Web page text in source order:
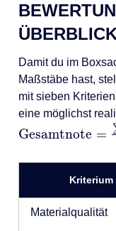
Damit du im
Maßstäbe hast,
mit sieben
eine möglichst
Gesamtnote =
Kriterium
Materialqualität